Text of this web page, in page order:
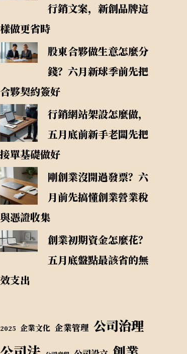
行銷文案，新創品牌這
樣做更省時
股東合夥做生意怎麼分
錢？六月新球季前先把
合夥契約簽好
行銷網站架設怎麼做，
五月底前新手老闆先把
接單基礎做好
剛創業沒開過發票？六
月前先搞懂創業營業稅
與憑證收集
創業初期資金怎麼花？
五月底盤點最該省的無
效支出
2025 企業文化 企業管理 公司治理